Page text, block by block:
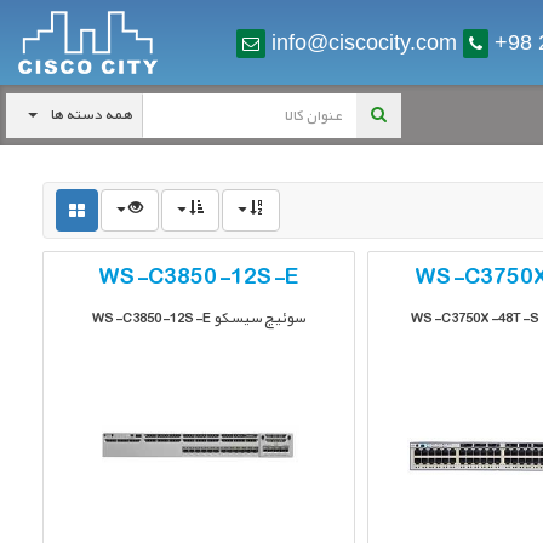
+98
info@ciscocity.com
همه دسته ها
WS-
WS-C3850-12S-E
سوئیچ سیسکو WS-C3850-12S-E